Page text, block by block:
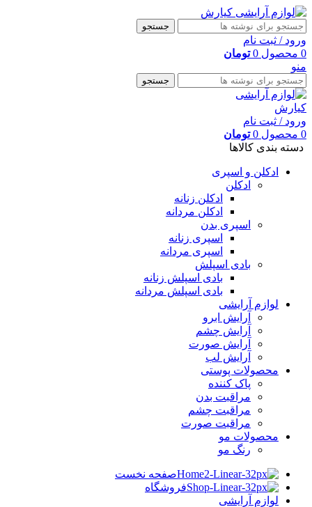
جستجو
ورود / ثبت نام
0 محصول 0 تومان
منو
جستجو
ورود / ثبت نام
0 محصول 0 تومان
دسته بندی کالاها
ادکلن و اسپری
ادکلن
ادکلن زنانه
ادکلن مردانه
اسپری بدن
اسپری زنانه
اسپری مردانه
بادی اسپلش
بادی اسپلش زنانه
بادی اسپلش مردانه
لوازم آرایشی
آرایش ابرو
آرایش چشم
آرایش صورت
آرایش لب
محصولات پوستی
پاک کننده
مراقبت بدن
مراقبت چشم
مراقبت صورت
محصولات مو
رنگ مو
صفحه نخست
فروشگاه
لوازم آرایشی